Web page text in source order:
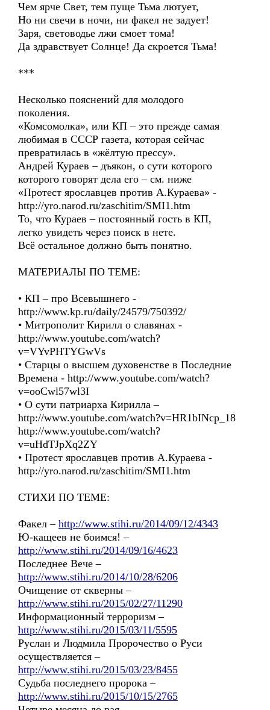
Чем ярче Свет, тем пуще Тьма лютует,
Но ни свечи в ночи, ни факел не задует!
Заря, световодье лжи смоет тома!
Да здравствует Солнце! Да скроется Тьма!
***
Несколько пояснений для молодого
поколения.
«Комсомолка», или КП – это прежде самая
любимая в СССР газета, которая сейчас
превратилась в «жёлтую прессу».
Андрей Кураев – дъякон, о сути которого
которого говорят дела его – см. ниже
«Протест ярославцев против А.Кураева» -
http://yro.narod.ru/zaschitim/SMI1.htm
То, что Кураев – постоянный гость в КП,
легко увидеть через поиск в нете.
Всё остальное должно быть понятно.
МАТЕРИАЛЫ ПО ТЕМЕ:
• КП – про Всевышнего -
http://www.kp.ru/daily/24579/750392/
• Митрополит Кирилл о славянах -
http://www.youtube.com/watch?
v=VYvPHTYGwVs
• Cтарцы о высшем духовенстве в Последние
Времена - http://www.youtube.com/watch?
v=ooCwl57wl3I
• О сути патриарха Кирилла –
http://www.youtube.com/watch?v=HR1bINcp_18
http://www.youtube.com/watch?
v=uHdTJpXq2ZY
• Протест ярославцев против А.Кураева -
http://yro.narod.ru/zaschitim/SMI1.htm
СТИХИ ПО ТЕМЕ:
Факел – http://www.stihi.ru/2014/09/12/4343
Ю-кащеев не боимся! –
http://www.stihi.ru/2014/09/16/4623
Последнее Вече –
http://www.stihi.ru/2014/10/28/6206
Очищение от скверны –
http://www.stihi.ru/2015/02/27/11290
Информационный терроризм –
http://www.stihi.ru/2015/03/11/5595
Руслан и Людмила Пророчество о Руси
осуществляется –
http://www.stihi.ru/2015/03/23/8455
Судьба последнего пророка –
http://www.stihi.ru/2015/10/15/2765